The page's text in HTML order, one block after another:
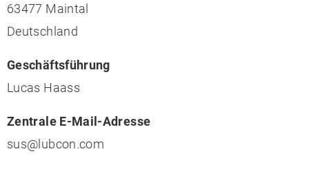
63477 Maintal
Deutschland
Geschäftsführung
Lucas Haass
Zentrale E-Mail-Adresse
sus@lubcon.com